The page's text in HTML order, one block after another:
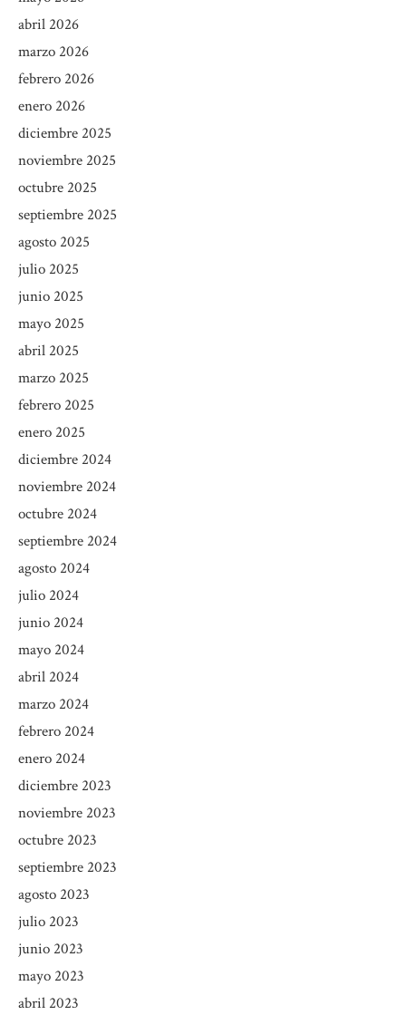
abril 2026
marzo 2026
febrero 2026
enero 2026
diciembre 2025
noviembre 2025
octubre 2025
septiembre 2025
agosto 2025
julio 2025
junio 2025
mayo 2025
abril 2025
marzo 2025
febrero 2025
enero 2025
diciembre 2024
noviembre 2024
octubre 2024
septiembre 2024
agosto 2024
julio 2024
junio 2024
mayo 2024
abril 2024
marzo 2024
febrero 2024
enero 2024
diciembre 2023
noviembre 2023
octubre 2023
septiembre 2023
agosto 2023
julio 2023
junio 2023
mayo 2023
abril 2023